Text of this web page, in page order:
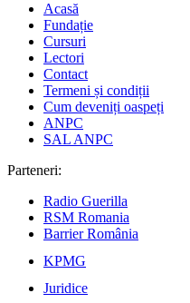
Acasă
Fundație
Cursuri
Lectori
Contact
Termeni și condiții
Cum deveniți oaspeți
ANPC
SAL ANPC
Parteneri:
Radio Guerilla
RSM Romania
Barrier România
KPMG
Juridice